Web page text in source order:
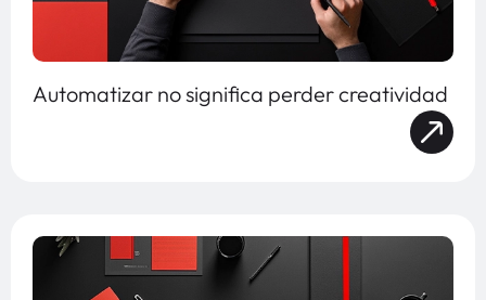
Automatizar no significa perder creatividad